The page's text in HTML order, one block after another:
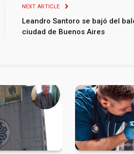
NEXT ARTICLE
Leandro Santoro se bajó del
ciudad de Buenos Aires